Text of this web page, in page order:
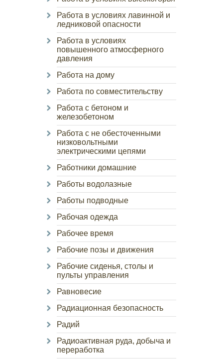
Работа в условиях лавинной и
ледниковой опасности
Работа в условиях
повышенного атмосферного
давления
Работа на дому
Работа по совместительству
Работа с бетоном и
железобетоном
Работа с не обесточенными
низковольтными
электрическими цепями
Работники домашние
Работы водолазные
Работы подводные
Рабочая одежда
Рабочее время
Рабочие позы и движения
Рабочие сиденья, столы и
пульты управления
Равновесие
Радиационная безопасность
Радий
Радиоактивная руда, добыча и
переработка